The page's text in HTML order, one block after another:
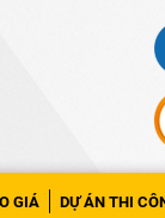
GIÁ DỰ ÁN THI